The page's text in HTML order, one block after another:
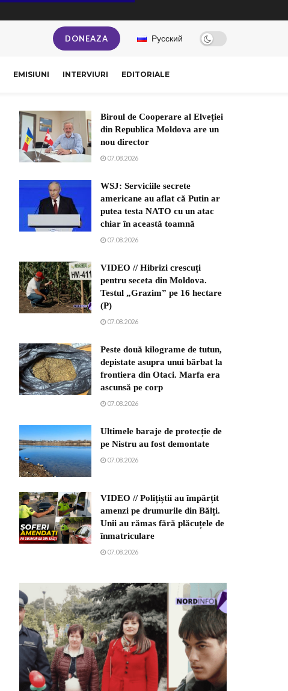
DONEAZA Русский
EMISIUNI INTERVIURI EDITORIALE
Biroul de Cooperare al Elveției
din Republica Moldova are un
nou director
07.08.2026
WSJ: Serviciile secrete
americane au aflat că Putin ar
putea testa NATO cu un atac
chiar în această toamnă
07.08.2026
VIDEO // Hibrizi crescuți
pentru seceta din Moldova.
Testul „Grazim” pe 16 hectare
(P)
07.08.2026
Peste două kilograme de tutun,
depistate asupra unui bărbat la
frontiera din Otaci. Marfa era
ascunsă pe corp
07.08.2026
Ultimele baraje de protecție de
pe Nistru au fost demontate
07.08.2026
VIDEO // Polițiștii au împărțit
amenzi pe drumurile din Bălți.
Unii au rămas fără plăcuțele de
înmatriculare
07.08.2026